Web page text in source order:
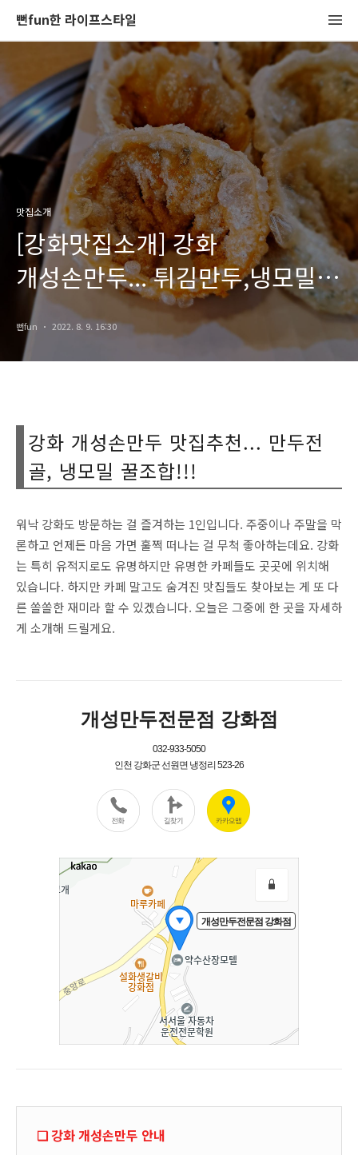
뻔fun한 라이프스타일
맛집소개
[강화맛집소개] 강화
개성손만두... 튀김만두,냉모밀
맛있어요
뻔fun 2022. 8. 9. 16:30
강화 개성손만두 맛집추천... 만두전
골, 냉모밀 꿀조합!!!
워낙 강화도 방문하는 걸 즐겨하는 1인입니다. 주중이나 주말을 막
론하고 언제든 마음 가면 훌쩍 떠나는 걸 무척 좋아하는데요. 강화
는 특히 유적지로도 유명하지만 유명한 카페들도 곳곳에 위치해
있습니다. 하지만 카페 말고도 숨겨진 맛집들도 찾아보는 게 또 다
른 쏠쏠한 재미라 할 수 있겠습니다. 오늘은 그중에 한 곳을 자세하
게 소개해 드릴게요.
❏ 강화 개성손만두 안내